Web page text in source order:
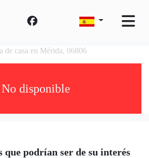
de casa en Mérida, 06806
No disponible
que podrían ser de su interés